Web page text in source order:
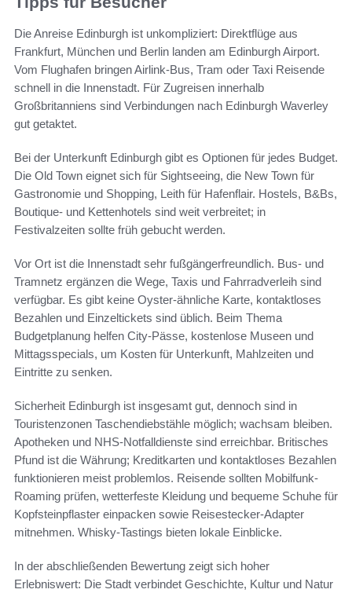
Die Anreise Edinburgh ist unkompliziert: Direktflüge aus
Frankfurt, München und Berlin landen am Edinburgh Airport.
Vom Flughafen bringen Airlink-Bus, Tram oder Taxi Reisende
schnell in die Innenstadt. Für Zugreisen innerhalb
Großbritanniens sind Verbindungen nach Edinburgh Waverley
gut getaktet.
Bei der Unterkunft Edinburgh gibt es Optionen für jedes Budget.
Die Old Town eignet sich für Sightseeing, die New Town für
Gastronomie und Shopping, Leith für Hafenflair. Hostels, B&Bs,
Boutique- und Kettenhotels sind weit verbreitet; in
Festivalzeiten sollte früh gebucht werden.
Vor Ort ist die Innenstadt sehr fußgängerfreundlich. Bus- und
Tramnetz ergänzen die Wege, Taxis und Fahrradverleih sind
verfügbar. Es gibt keine Oyster-ähnliche Karte, kontaktloses
Bezahlen und Einzeltickets sind üblich. Beim Thema
Budgetplanung helfen City-Pässe, kostenlose Museen und
Mittagsspecials, um Kosten für Unterkunft, Mahlzeiten und
Eintritte zu senken.
Sicherheit Edinburgh ist insgesamt gut, dennoch sind in
Touristenzonen Taschendiebstähle möglich; wachsam bleiben.
Apotheken und NHS-Notfalldienste sind erreichbar. Britisches
Pfund ist die Währung; Kreditkarten und kontaktloses Bezahlen
funktionieren meist problemlos. Reisende sollten Mobilfunk-
Roaming prüfen, wetterfeste Kleidung und bequeme Schuhe für
Kopfsteinpflaster einpacken sowie Reisestecker-Adapter
mitnehmen. Whisky-Tastings bieten lokale Einblicke.
In der abschließenden Bewertung zeigt sich hoher
Erlebniswert: Die Stadt verbindet Geschichte, Kultur und Natur